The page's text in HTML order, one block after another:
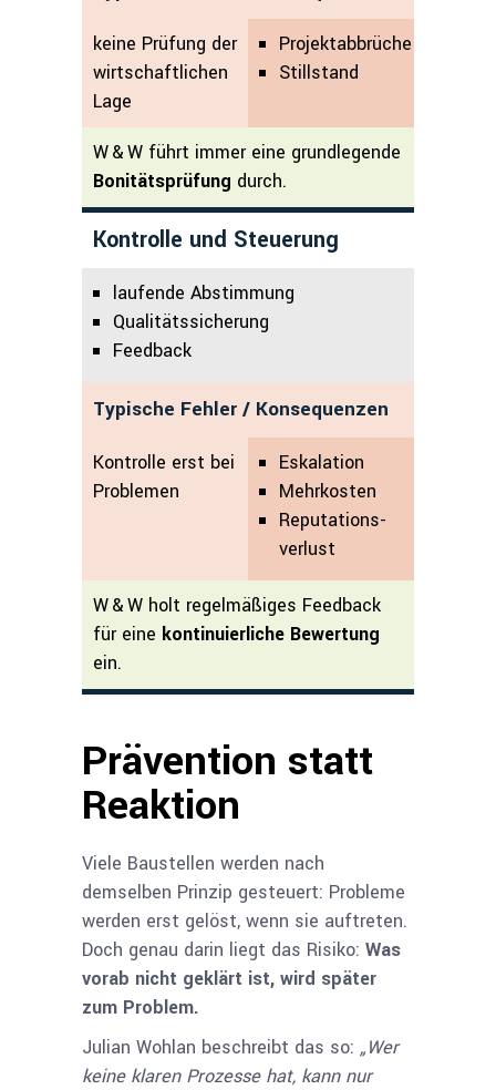
keine Prüfung der
wirtschaftlichen
Lage
Projektabbrüche
Stillstand
W & W führt immer eine grundlegende
Bonitätsprüfung durch.
Kontrolle und Steuerung
laufende Abstimmung
Qualitätssicherung
Feedback
Typische Fehler / Konsequenzen
Kontrolle erst bei
Problemen
Eskalation
Mehrkosten
Reputations­
verlust
W & W holt regelmäßiges Feedback
für eine kontinuierliche Bewertung
ein.
Prävention statt
Reaktion
Viele Baustellen werden nach
demselben Prinzip gesteuert: Probleme
werden erst gelöst, wenn sie auftreten.
Doch genau darin liegt das Risiko: Was
vorab nicht geklärt ist, wird später
zum Problem.
Julian Wohlan beschreibt das so: „Wer
keine klaren Prozesse hat, kann nur